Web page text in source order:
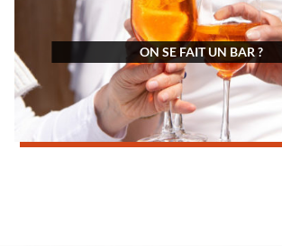
ON SE FAIT UN BAR ?